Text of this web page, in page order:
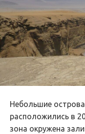
Небольшие
расположились в
зона окружена